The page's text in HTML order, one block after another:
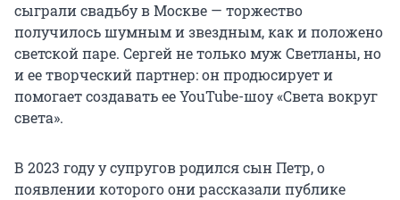
сыграли свадьбу в Москве — торжество
получилось шумным и звездным, как и положено
светской паре. Сергей не только муж Светланы, но
и ее творческий партнер: он продюсирует и
помогает создавать ее YouTube-шоу «Света вокруг
света».
В 2023 году у супругов родился сын Петр, о
появлении которого они рассказали публике